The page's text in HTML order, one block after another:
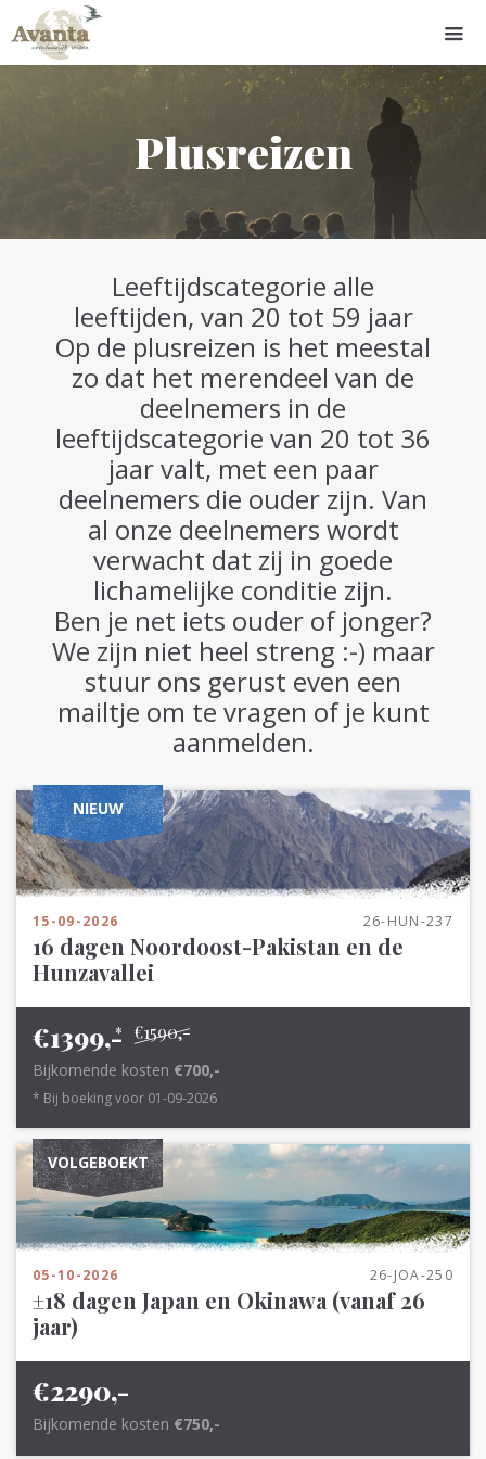
Plusreizen
Leeftijdscategorie alle
leeftijden, van 20 tot 59 jaar
Op de plusreizen is het meestal
zo dat het merendeel van de
deelnemers in de
leeftijdscategorie van 20 tot 36
jaar valt, met een paar
deelnemers die ouder zijn. Van
al onze deelnemers wordt
verwacht dat zij in goede
lichamelijke conditie zijn.
Ben je net iets ouder of jonger?
We zijn niet heel streng :-) maar
stuur ons gerust even een
mailtje om te vragen of je kunt
aanmelden.
NIEUW
15-09-2026 26-HUN-237
16 dagen Noordoost-Pakistan en de
Hunzavallei
€1590,-
€1399,-
*
Bijkomende kosten €700,-
* Bij boeking voor 01-09-2026
VOLGEBOEKT
05-10-2026 26-JOA-250
±18 dagen Japan en Okinawa (vanaf 26
jaar)
€2290,-
Bijkomende kosten €750,-